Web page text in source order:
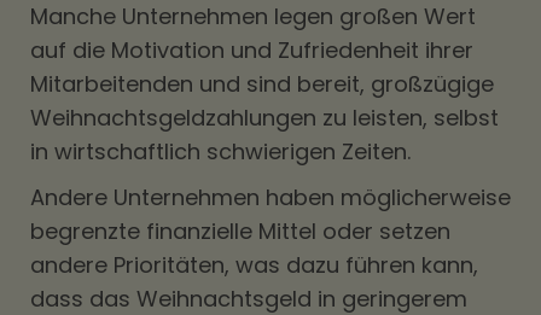
Manche Unternehmen legen großen Wert
auf die Motivation und Zufriedenheit ihrer
Mitarbeitenden und sind bereit, großzügige
Weihnachtsgeldzahlungen zu leisten, selbst
in wirtschaftlich schwierigen Zeiten.
Andere Unternehmen haben möglicherweise
begrenzte finanzielle Mittel oder setzen
andere Prioritäten, was dazu führen kann,
dass das Weihnachtsgeld in geringerem